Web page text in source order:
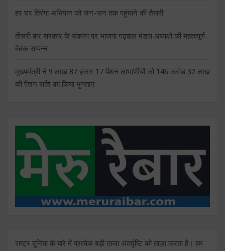
हर घर तिरंगा अभियान को जन-जन तक पहुंचाने की तैयारी
तीसरी बार सरकार के संकल्प पर भाजपा गढ़वाल मंडल अध्यक्षों की महत्वपूर्ण
बैठक सम्पन्न
मुख्यमंत्री ने 9 लाख 87 हजार 17 पेंशन लाभार्थियों को 146 करोड़ 32 लाख
की पेंशन राशि का किया भुगतान
राष्ट्र दुनिया के बारे में प्रत्येक बड़ी ताजा अंतर्दृष्टि को ताज़ा करता है। हम